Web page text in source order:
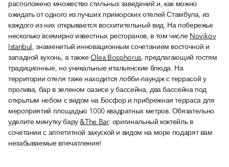
расположено множество стильных заведений и, как можно
ожидать от одного из лучших приморских отелей Стамбула, из
каждого из них открывается восхитительный вид. На побережье
несколько всемирно известных ресторанов, в том числе Novikov
Istanbul , знаменитый инновационным сочетанием восточной и
западной кухонь, а также Olea Bosphorus, предлагающий гостям
традиционные, но уникальные итальянские блюда. На
территории отеля таже находится лобби-лаундж с террасой у
пролива, бар в зеленом оазисе у бассейна, два бассейна под
открытым небом с видом на Босфор и прибрежная терраса для
мероприятий площадью 1000 квадратных метров. Обязательно
уделите минутку бару&The Bar: оригинальный коктейль в
сочетании с аппетитной закуской и видом на море подарят вам
незабываемые впечатления!